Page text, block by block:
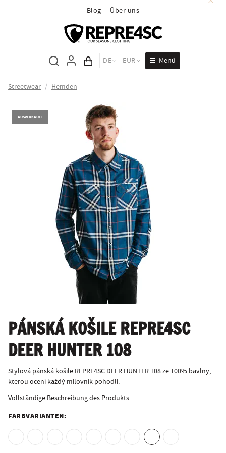
Blog Über uns
Inhalt des Wagens
DE EUR Menü
Streetwear / Hemden
AUSVERKAUFT
PÁNSKÁ KOŠILE REPRE4SC
DEER HUNTER 108
Stylová pánská košile REPRE4SC DEER HUNTER 108 ze 100% bavlny,
kterou ocení každý milovník pohodlí.
Vollständige Beschreibung des Produkts
FARBVARIANTEN: